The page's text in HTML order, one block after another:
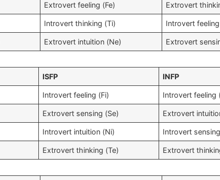
Extrovert feeling (Fe) Extrovert
Introvert thinking (Ti) Introvert feeling
Extrovert intuition (Ne) Extrovert
ISFP INFP
Introvert feeling (Fi) Introvert feeling
Extrovert sensing (Se) Extrovert
Introvert intuition (Ni) Introvert
Extrovert thinking (Te) Extrovert